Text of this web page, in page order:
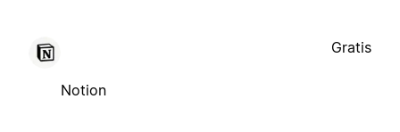
Notion
Gratis